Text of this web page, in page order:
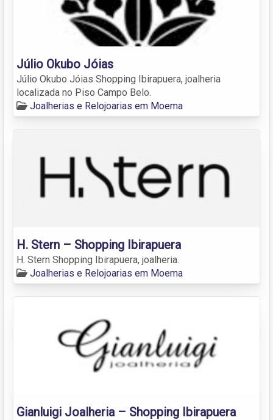
Júlio Okubo Jóias
Júlio Okubo Jóias Shopping Ibirapuera, joalheria
localizada no Piso Campo Belo.
Joalherias e Relojoarias em Moema
H. Stern – Shopping Ibirapuera
H. Stern Shopping Ibirapuera, joalheria.
Joalherias e Relojoarias em Moema
Gianluigi Joalheria – Shopping Ibirapuera